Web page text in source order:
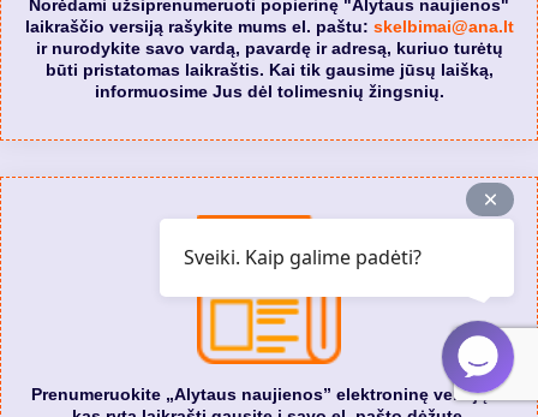
Norėdami užsiprenumeruoti popierinę "Alytaus naujienos"
laikraščio versiją rašykite mums el. paštu: skelbimai@ana.lt
ir nurodykite savo vardą, pavardę ir adresą, kuriuo turėtų
būti pristatomas laikraštis. Kai tik gausime jūsų laišką,
informuosime Jus dėl tolimesnių žingsnių.
Prenumeruokite „Alytaus naujienos” elektroninę versiją. Ir
Sveiki. Kaip galime padėti?